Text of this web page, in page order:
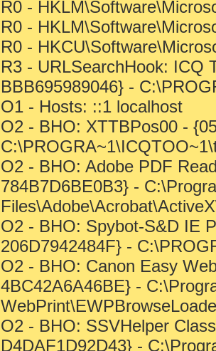
R0 -
R0 -
R0 -
R3 - URLSearchHook: ICQ
BBB695989046} -
O1 - Hosts: ::1 localhost
O2 - BHO: XTTBPos00 -
O2 - BHO: Adobe PDF
784B7D6BE0B3} -
O2 - BHO: Spybot-S&D IE
206D7942484F} -
O2 - BHO: Canon Easy
4BC42A6A46BE} -
O2 - BHO: SSVHelper
D4DAF1D92D43} -